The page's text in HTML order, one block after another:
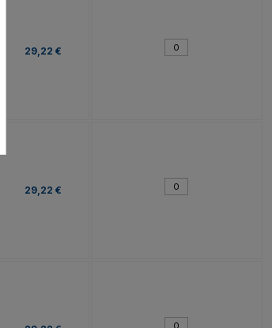
29,22 €
29,22 €